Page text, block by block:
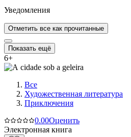
Уведомления
Отметить все как прочитанные
Показать ещё
6+
Все
Художественная литература
Приключения
0.00Оценить
Электронная книга